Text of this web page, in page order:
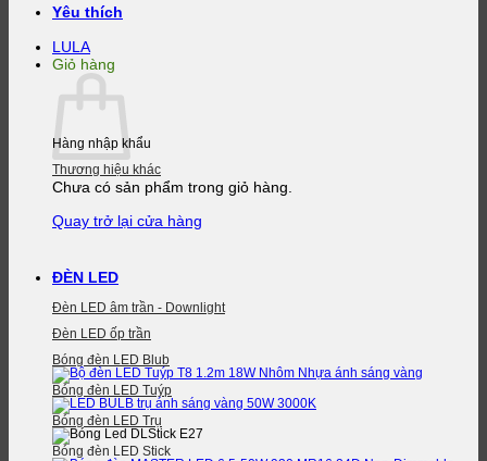
Yêu thích
LULA
Giỏ hàng
Chưa có sản phẩm trong giỏ hàng.
Quay trở lại cửa hàng
Hàng nhập khẩu
Thương hiệu khác
ĐÈN LED
Đèn LED âm trần - Downlight
Đèn LED ốp trần
Bóng đèn LED Blub
Bóng đèn LED Tuýp
Bóng đèn LED Trụ
Bóng đèn LED Stick